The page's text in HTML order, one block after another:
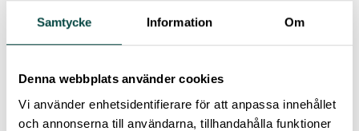
Samtycke Information Om
Denna webbplats använder cookies
Vi använder enhetsidentifierare för att anpassa innehållet
och annonserna till användarna, tillhandahålla funktioner